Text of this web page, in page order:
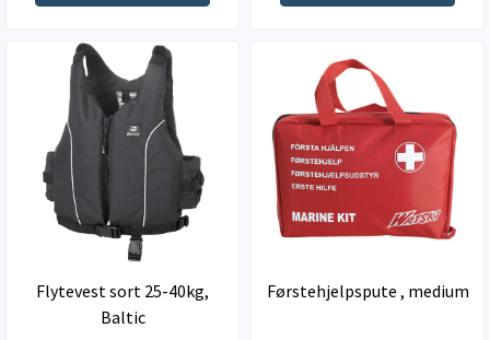
Flytevest sort 25-40kg,
Baltic
Førstehjelpspute , medium